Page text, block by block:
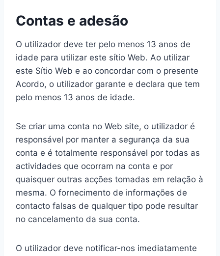
Contas e adesão
O utilizador deve ter pelo menos 13 anos de
idade para utilizar este sítio Web. Ao utilizar
este Sítio Web e ao concordar com o presente
Acordo, o utilizador garante e declara que tem
pelo menos 13 anos de idade.
Se criar uma conta no Web site, o utilizador é
responsável por manter a segurança da sua
conta e é totalmente responsável por todas as
actividades que ocorram na conta e por
quaisquer outras acções tomadas em relação à
mesma. O fornecimento de informações de
contacto falsas de qualquer tipo pode resultar
no cancelamento da sua conta.
O utilizador deve notificar-nos imediatamente